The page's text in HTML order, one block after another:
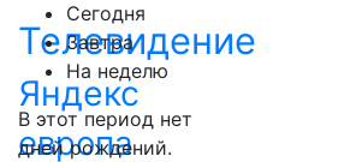
Телевидение
Яндекс
европа
Сегодня
Завтра
На неделю
В этот период нет
дней рождений.